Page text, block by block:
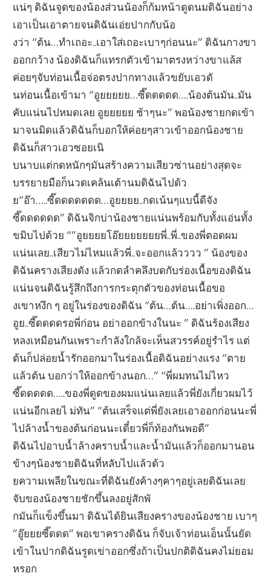
แน่ๆ ดิฉันจูดของน้องส่วนน้องก็ก้มหน้าดูดนมดิฉันอย่าง
เอาเป็นเอาตายจนดิฉันเอ่ยปากกับน้อ
งว่า “ต้น…ทำเถอะ..เอาใส่เถอะเบาๆก่อนนะ” ดิฉันกางขา
ออกกว้าง น้องดิฉันก็แทรกตัวเข้ามาตรงหว่างขาแล้ส
ค่อยๆจับท่อนเนื้อจ่อตรงปากทางแล้วขยับเอวดั
นท่อนเนื้อเข้ามา “อูยยยยย…ซี๊ดดดดด….น้องต้นมัน..มัน
คับแน่นไปหมดเลย อูยยยยย ช้าๆนะ” พอน้องชายกดเข้า
มาจนมิดแล้วดิฉันก็บอกให้ค่อยๆสาวเข้าออกน้องชาย
ดิฉันก็สาวเอวซอยเนิ
บนาบแต่กดหนักๆมันสร้างความเสียวซ่านอย่างสุดจะ
บรรยายมือก็นวดเคล้นเต้านมดิฉันไปด้ว
ย“อ๊า…..ซี๊ดดดดดดด…อูยยยย..กดเน้นๆแบนี้ดีจัง
ซี๊ดดดดดด” ดิฉันจิกบ่าน้องชายแน่นพร้อมกับทั้งแอ่นทั้ง
ขมิบไปด้วย “”อูยยยยโอ๊ยยยยยยยพี่..พี่..ของพี่ตอดผม
แน่นเลย..เสียวไม่ไหมแล้วพี่..จะออกแล้วววว ” น้องของ
ดิฉันครางเสียงดัง แล้วกดลำคลึงบดกับร่องเนื้อของดิฉัน
แน่นจนดิฉันรู้สึกถึงการกระตุกตัวของท่อนเนื้อขอ
งเขาหงึก ๆ อยู่ในร่องของดิฉัน “ต้น…ต้น….อย่าเพิ่งออก…
อูย..ซี๊ดดดดรอพี่ก่อน อย่าออกข้างในนะ ” ดิฉันร้องเสียง
หลงเหมือนกันเพราะกำลังใกล้จะเห็นสวรรค์อยู่รำไร แต่
ต้นก็ปล่อยน้ำรักออกมาในร่องเนื้อดิฉันอย่างแรง “ตาย
แล้วต้น บอกว่าให้ออกข้างนอก…” “พี่ผมทนไม่ไหว
ซี๊ดดดดด…..ของพี่ดูดของผมแน่นเลยแล้วพี่ยังเกี่ยวผมไว้
แน่นอีกเลยไ ม่ทัน” “ต้นเสร็จแต่พี่ยังเลยเอาออกก่อนนะพี่
ไปล้างน้ำของต้นก่อนนะเดี๋ยวพี่ก็ท้องกันพอดี”
ดิฉันไปอาบน้ำล้างคราบน้ำและน้ำมันแล้วก็ออกมานอน
ข้างๆน้องชายดิฉันที่หลับไปแล้วด้ว
ยความเพลียในขณะที่ดิฉันยังค้างๆคาๆอยู่เลยดิฉันเลย
จับของน้องชายชักขึ้นลงอยู่สักพั
กมันก็แข็งขึ้นมา ดิฉันได้ยินเสียงครางของน้องชาย เบาๆ
”อู๊ยยยซี๊ดดด” พอเขาครางดิฉัน ก็จับเจ้าท่อนเอ็นนั้นยัด
เข้าในปากดิฉันรูดเข่าออกซึ่งถ้าเป็นปกติดิฉันคงไม่ยอม
หรอก